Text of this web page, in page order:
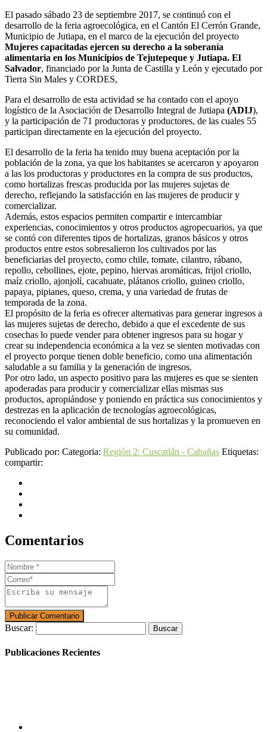
El pasado sábado 23 de septiembre 2017, se continuó con el
desarrollo de la feria agroecológica, en el Cantón El Cerrón Grande,
Municipio de Jutiapa, en el marco de la ejecución del proyecto
Mujeres capacitadas ejercen su derecho a la soberanía
alimentaria en los Municipios de Tejutepeque y Jutiapa. El
Salvador, financiado por la Junta de Castilla y León y ejecutado por
Tierra Sin Males y CORDES,
Para el desarrollo de esta actividad se ha contado con el apoyo
logístico de la Asociación de Desarrollo Integral de Jutiapa (ADIJ),
y la participación de 71 productoras y productores, de las cuales 55
participan directamente en la ejecución del proyecto.
El desarrollo de la feria ha tenido muy buena aceptación por la
población de la zona, ya que los habitantes se acercaron y apoyaron
a las los productoras y productores en la compra de sus productos,
como hortalizas frescas producida por las mujeres sujetas de
derecho, reflejando la satisfacción en las mujeres de producir y
comercializar.
Además, estos espacios permiten compartir e intercambiar
experiencias, conocimientos y otros productos agropecuarios, ya que
se contó con diferentes tipos de hortalizas, granos básicos y otros
productos entre estos sobresalieron los cultivados por las
beneficiarias del proyecto, como chile, tomate, cilantro, rábano,
repollo, cebollines, ejote, pepino, hiervas aromáticas, frijol criollo,
maíz criollo, ajonjolí, cacahuate, plátanos criollo, guineo criollo,
papaya, pipianes, queso, crema, y una variedad de frutas de
temporada de la zona.
El propósito de la feria es ofrecer alternativas para generar ingresos a
las mujeres sujetas de derecho, debido a que el excedente de sus
cosechas lo puede vender para obtener ingresos para su hogar y
crear su independencia económica a la vez se sienten motivadas con
el proyecto porque tienen doble beneficio, como una alimentación
saludable a su familia y la generación de ingresos.
Por otro lado, un aspecto positivo para las mujeres es que se sienten
apoderadas para producir y comercializar ellas mismas sus
productos, apropiándose y poniendo en práctica sus conocimientos y
destrezas en la aplicación de tecnologías agroecológicas,
reconociendo el valor ambiental de sus hortalizas y la promueven en
su comunidad.
Publicado por: Categoria: Región 2: Cuscatlán - Cabañas Etiquetas:
compartir:
Comentarios
Buscar:
Publicaciones Recientes